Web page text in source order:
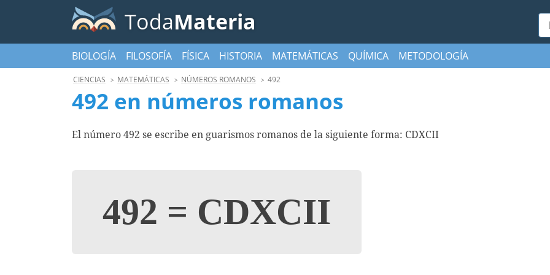
TodaMateria
BIOLOGÍA FILOSOFÍA FÍSICA HISTORIA MATEMÁTICAS QUÍMICA METODOLOGÍA
CIENCIAS MATEMÁTICAS NÚMEROS ROMANOS 492
492 en números romanos
El número 492 se escribe en guarismos romanos de la siguiente forma: CDXCII
492 = CDXCII